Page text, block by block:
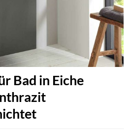
Bad in Eiche